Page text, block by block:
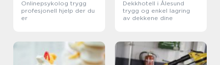
Onlinepsykolog trygg
profesjonell hjelp der du
er
Dekkhotell i Ålesund
trygg og enkel lagring
av dekkene dine